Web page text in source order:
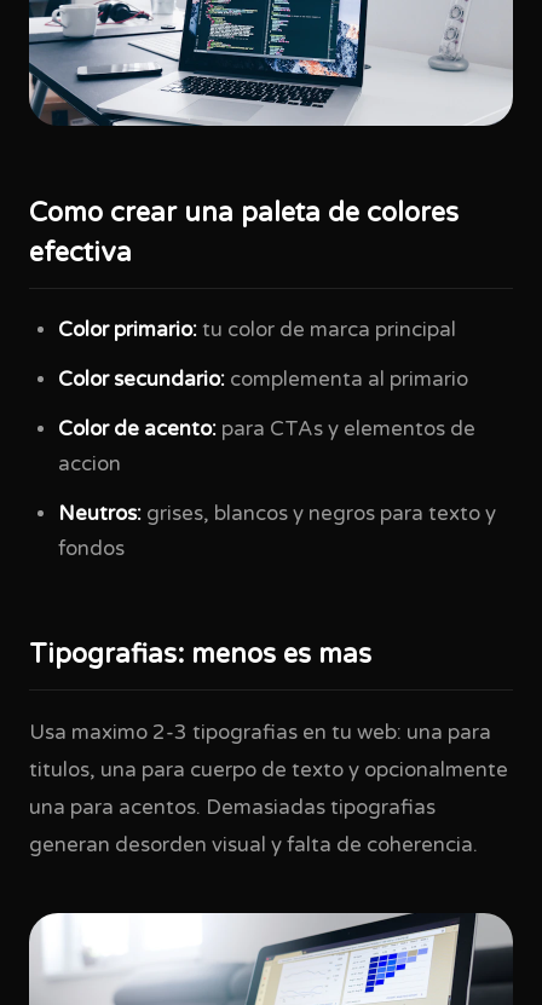
Como crear una paleta de colores
efectiva
Color primario: tu color de marca principal
Color secundario: complementa al primario
Color de acento: para CTAs y elementos de
accion
Neutros: grises, blancos y negros para texto y
fondos
Tipografias: menos es mas
Usa maximo 2-3 tipografias en tu web: una para
titulos, una para cuerpo de texto y opcionalmente
una para acentos. Demasiadas tipografias
generan desorden visual y falta de coherencia.